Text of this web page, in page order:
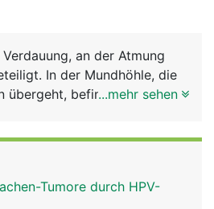
an der Atmung
In der Mundhöhle, die
übergeht, befinden sich die
der
feucht gehalten. Den
...mehr sehen
Tumore durch HPV-